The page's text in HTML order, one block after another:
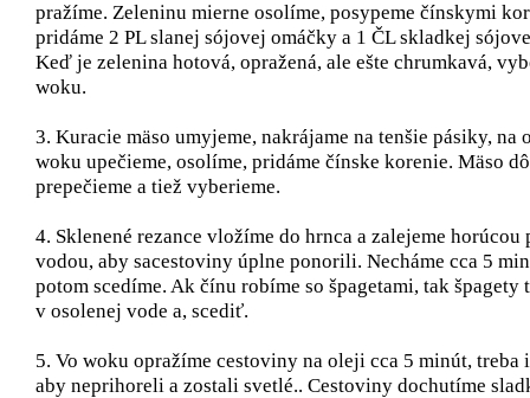
pražíme. Zeleninu mierne osolíme, posypeme čínskymi
pridáme 2 PL ​slanej sójovej omáčky a 1 ČL skladkej
Keď je zelenina hotová, opražená, ale ešte chrumkavá,
woku.
3. Kuracie mäso umyjeme, nakrájame na tenšie pásiky, na
woku​ upečieme, osolíme, pridáme čínske korenie. Mäso
prepečieme a tiež vyberieme.
4. Sklenené rezance vložíme do hrnca a zalejeme horúcou
vodou, aby ​sacestoviny úplne ponorili. Necháme cca 5
potom scedíme. Ak čínu robíme so špagetami, tak špaget​y
v osolenej vode​ a, scediť.
5. Vo woku opražíme cestoviny na oleji cca 5 minút, treba
aby ​neprihoreli a zostali svetlé.. Cestoviny ​dochutíme